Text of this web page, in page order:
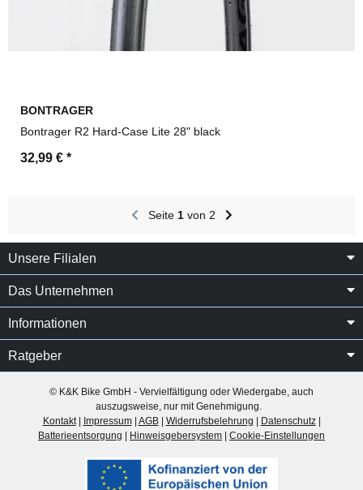
BONTRAGER
Bontrager R2 Hard-Case Lite 28" black
32,99 € *
Seite 1von 2
Unsere Filialen
Das Unternehmen
Informationen
Ratgeber
© K&K Bike GmbH - Vervielfältigung oder Wiedergabe, auch
auszugsweise, nur mit Genehmigung.
Kontakt| Impressum| AGB| Widerrufsbelehrung Datenschutz|
Batterieentsorgung
Hinweisgebersystem Cookie-Einstellungen